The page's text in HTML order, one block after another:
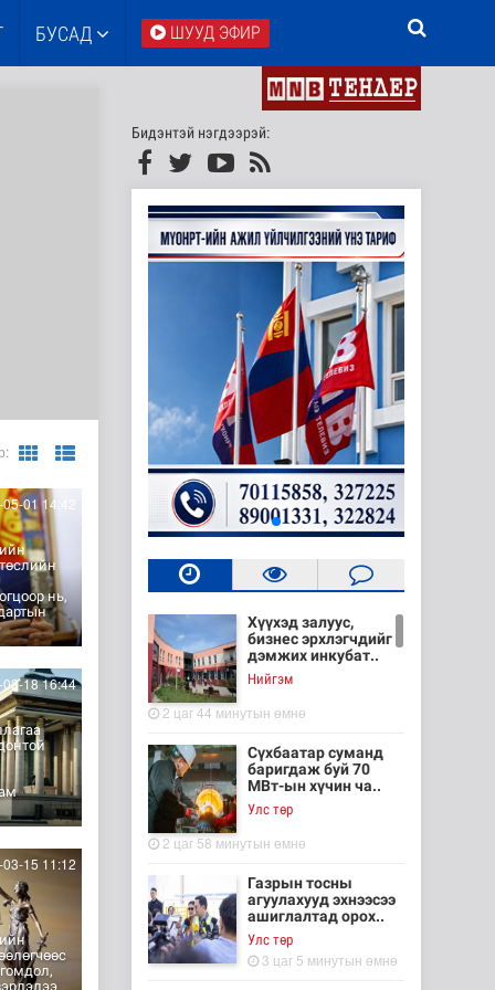
БУСАД ШУУД ЭФИР
нь,
01 14:42
18 16:44
15 11:12
Бидэнтэй нэгдээрэй:
Хүүхэд залуус,
бизнес эрхлэгчдийг
дэмжих инкубат..
Нийгэм
2 цаг 44 минутын өмнө
Сүхбаатар суманд
баригдаж буй 70
МВт-ын хүчин ча..
Улс төр
2 цаг 58 минутын өмнө
Газрын тосны
агуулахууд эхнээсээ
ашиглалтад орох..
Улс төр
3 цаг 5 минутын өмнө